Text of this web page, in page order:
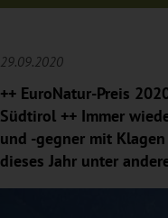
29.09.2020
++ EuroNatur-Preis
Südtirol ++ Immer
und -gegner mit
dieses Jahr unter